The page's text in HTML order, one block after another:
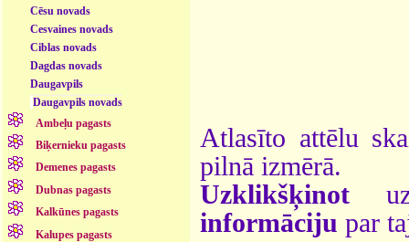
Cēsu novads
Cesvaines novads
Ciblas novads
Dagdas novads
Daugavpils
Daugavpils novads
Ambeļu pagasts
Biķernieku pagasts
Demenes pagasts
Dubnas pagasts
Kalkūnes pagasts
Kalupes pagasts
Atlasīto attēlu
pilnā izmērā.
Uzklikšķinot
informāciju par